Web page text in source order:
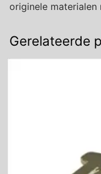
originele
Gerelateerde